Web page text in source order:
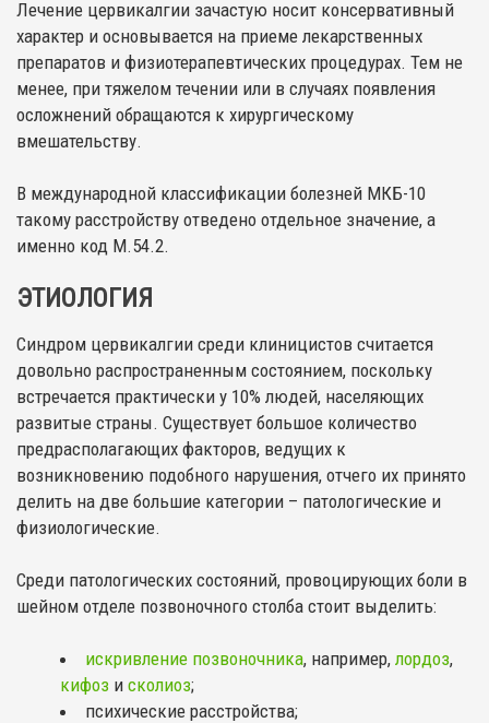
Лечение цервикалгии зачастую носит консервативный
характер и основывается на приеме лекарственных
препаратов и физиотерапевтических процедурах. Тем не
менее, при тяжелом течении или в случаях появления
осложнений обращаются к хирургическому
вмешательству.
В международной классификации болезней МКБ-10
такому расстройству отведено отдельное значение, а
именно код М.54.2.
ЭТИОЛОГИЯ
Синдром цервикалгии среди клиницистов считается
довольно распространенным состоянием, поскольку
встречается практически у 10% людей, населяющих
развитые страны. Существует большое количество
предрасполагающих факторов, ведущих к
возникновению подобного нарушения, отчего их принято
делить на две большие категории – патологические и
физиологические.
Среди патологических состояний, провоцирующих боли в
шейном отделе позвоночного столба стоит выделить:
искривление позвоночника, например, лордоз,
кифоз и сколиоз;
психические расстройства;